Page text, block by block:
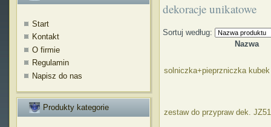
Start
Kontakt
O firmie
Regulamin
Napisz do nas
Produkty kategorie
dekoracje unikatowe
Sortuj według:
Nazwa
solniczka+pieprzniczka
zestaw do przypraw dek. JZ51